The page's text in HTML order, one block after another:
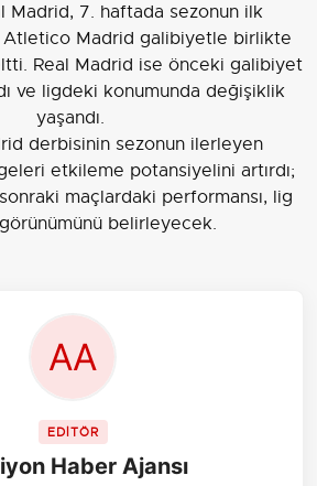
Madrid, 7. haftada sezonun ilk
Atletico Madrid galibiyetle birlikte
Real Madrid ise önceki galibiyet
ve ligdeki konumunda değişiklik
yaşandı.
derbisinin sezonun ilerleyen
etkileme potansiyelini artırdı;
maçlardaki performansı, lig
görünümünü belirleyecek.
EDİTÖR
Haber Ajansı